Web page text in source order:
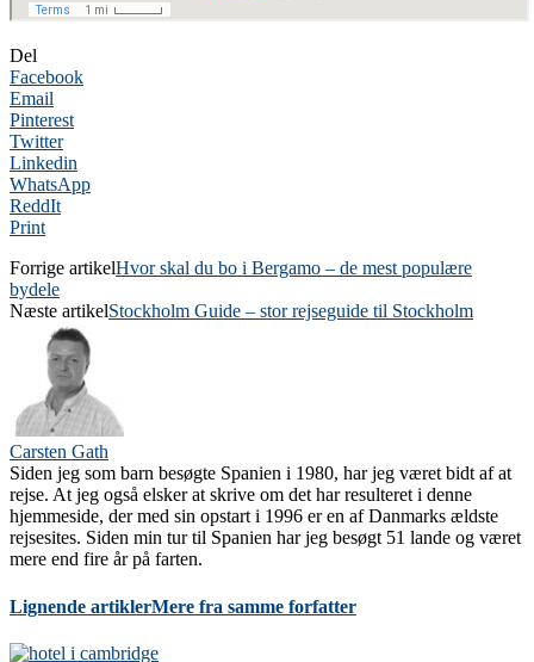
Del
Facebook
Email
Pinterest
Twitter
Linkedin
WhatsApp
ReddIt
Print
Forrige artikelHvor skal du bo i Bergamo – de mest populære
bydele
Næste artikelStockholm Guide – stor rejseguide til Stockholm
Carsten Gath
Siden jeg som barn besøgte Spanien i 1980, har jeg været bidt af at
rejse. At jeg også elsker at skrive om det har resulteret i denne
hjemmeside, der med sin opstart i 1996 er en af Danmarks ældste
rejsesites. Siden min tur til Spanien har jeg besøgt 51 lande og været
mere end fire år på farten.
Lignende artiklerMere fra samme forfatter